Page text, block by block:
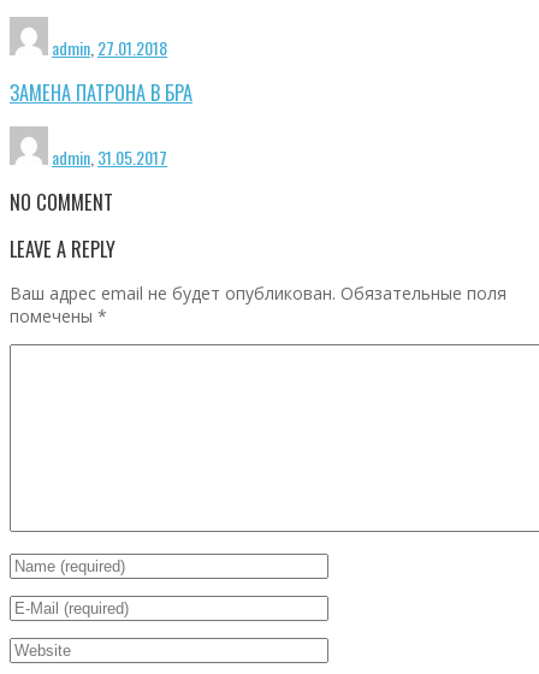
admin 27.01.2018
ЗАМЕНА ПАТРОНА В БРА
admin 31.05.2017
NO COMMENT
LEAVE A REPLY
Ваш адрес email не будет опубликован. Обязательные поля
помечены *